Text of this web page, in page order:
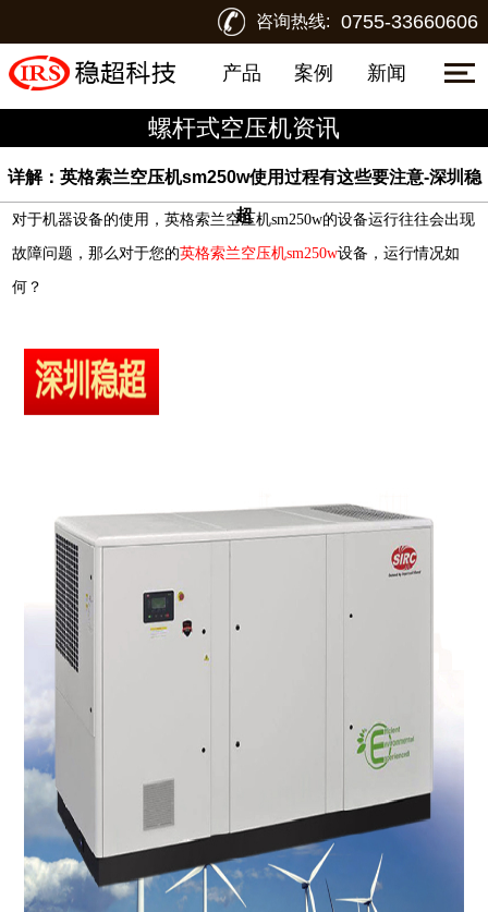
咨询热线: 0755-33660606
产品 案例 新闻
螺杆式空压机资讯
详解：英格索兰空压机sm250w使用过程有这些要注意-深圳稳
超
对于机器设备的使用，英格索兰空压机sm250w的设备运行往往会出现
故障问题，那么对于您的英格索兰空压机sm250w设备，运行情况如
何？